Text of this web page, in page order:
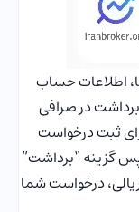
اطلاعات حساب
در صرافی
ثبت درخواست
گزینه “برداشت”
درخواست شما